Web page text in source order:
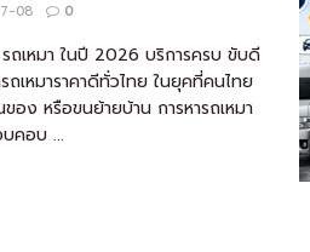
08 0
รถเหมา ในปี 2026 บริการครบ ขับดี
เหมาราคาดีทั่วไทย ในยุคที่คนไทย
อง หรือขนย้ายบ้าน การหารถเหมา
คอบ ...